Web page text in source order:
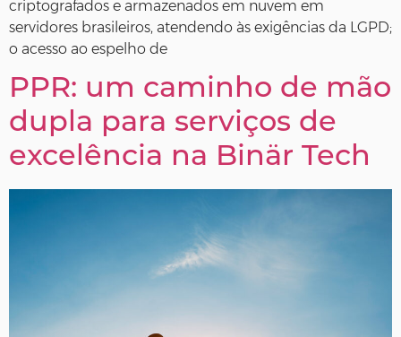
criptografados e armazenados em nuvem em
servidores brasileiros, atendendo às exigências da LGPD;
o acesso ao espelho de
PPR: um caminho de mão
dupla para serviços de
excelência na Binär Tech